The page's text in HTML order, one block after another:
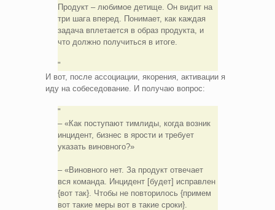
Продукт – любимое детище. Он видит на
три шага вперед. Понимает, как каждая
задача вплетается в образ продукта, и
что должно получиться в итоге.
И вот, после ассоциации, якорения, активации я
иду на собеседование. И получаю вопрос:
– «Как поступают тимлиды, когда возник
инцидент, бизнес в ярости и требует
указать виновного?»
– «Виновного нет. За продукт отвечает
вся команда. Инцидент [будет] исправлен
{вот так}. Чтобы не повторилось {примем
вот такие меры вот в такие сроки}.